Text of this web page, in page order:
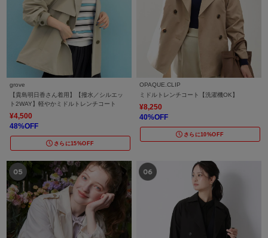
grove
【貴島明日香さん着用】【撥水／シルエッ
ト2WAY】軽やかミドルトレンチコート
¥4,500
48%OFF
さらに15%OFF
OPAQUE.CLIP
ミドルトレンチコート【洗濯機OK】
¥8,250
40%OFF
さらに10%OFF